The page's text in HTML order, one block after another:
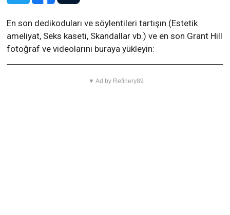
En son dedikoduları ve söylentileri tartışın (Estetik
ameliyat, Seks kaseti, Skandallar vb.) ve en son Grant Hill
fotoğraf ve videolarını buraya yükleyin:
▼ Ad by Refinery89